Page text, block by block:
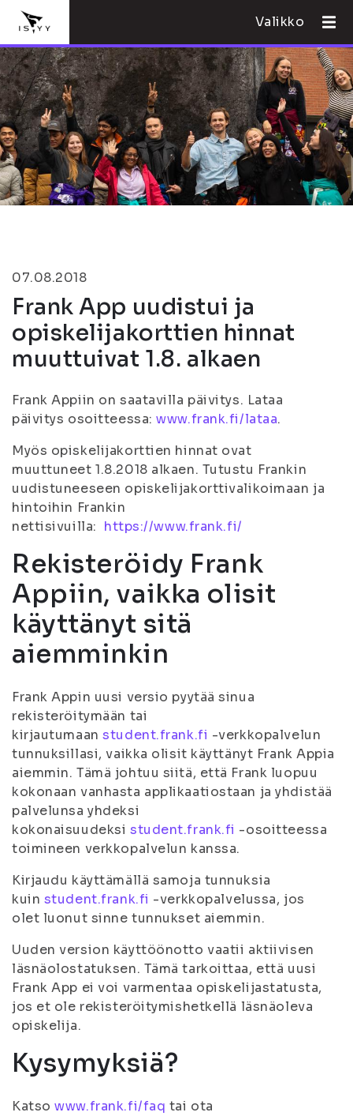
Valikko
07.08.2018
Frank App uudistui ja
opiskelijakorttien hinnat
muuttuivat 1.8. alkaen
Frank Appiin on saatavilla päivitys. Lataa
päivitys osoitteessa:www.frank.fi/lataa.
Myös opiskelijakorttien hinnat ovat
muuttuneet 1.8.2018 alkaen. Tutustu Frankin
uudistuneeseen opiskelijakorttivalikoimaan ja
hintoihin Frankin
nettisivuilla: https://www.frank.fi/
Rekisteröidy Frank
Appiin, vaikka olisit
käyttänyt sitä
aiemminkin
Frank Appin uusi versio pyytää sinua
rekisteröitymään tai
kirjautumaanstudent.frank.fi -verkkopalvelun
tunnuksillasi, vaikka olisit käyttänyt Frank Appia
aiemmin. Tämä johtuu siitä, että Frank luopuu
kokonaan vanhasta applikaatiostaan ja yhdistää
palvelunsa yhdeksi
kokonaisuudeksi student.frank.fi -osoitteessa
toimineen verkkopalvelun kanssa.
Kirjaudu käyttämällä samoja tunnuksia
kuin student.frank.fi -verkkopalvelussa, jos
olet luonut sinne tunnukset aiemmin.
Uuden version käyttöönotto vaatii aktiivisen
läsnäolostatuksen. Tämä tarkoittaa, että uusi
Frank App ei voi varmentaa opiskelijastatusta,
jos et ole rekisteröitymishetkellä läsnäoleva
opiskelija.
Kysymyksiä?
Katsowww.frank.fi/faq tai ota